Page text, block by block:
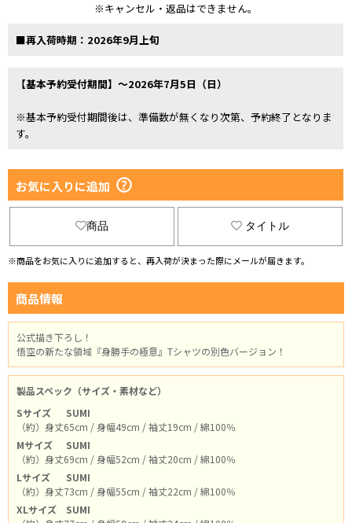
※キャンセル・返品はできません。
■再入荷時期：2026年9月上旬
【基本予約受付期間】～2026年7月5日（日）
※基本予約受付期間後は、準備数が無くなり次第、予約終了となりま
す。
お気に入りに追加
商品 タイトル
※商品をお気に入りに追加すると、再入荷が決まった際にメールが届きます。
商品情報
公式描き下ろし！
悟空の新たな領域『身勝手の極意』Tシャツの別色バージョン！
製品スペック（サイズ・素材など）
Sサイズ
SUMI
（約）身丈65cm / 身幅49cm / 袖丈19cm / 綿100％
Mサイズ
SUMI
（約）身丈69cm / 身幅52cm / 袖丈20cm / 綿100％
Lサイズ
SUMI
（約）身丈73cm / 身幅55cm / 袖丈22cm / 綿100％
XLサイズ
SUMI